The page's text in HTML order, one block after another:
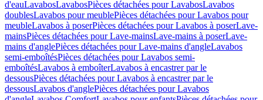
d'eauLavabosLavabosPièces détachées pour LavabosLavabos
doublesLavabos pour meublePièces détachées pour Lavabos pour
meubleLavabos à poserPièces détachées pour Lavabos à poserLave-
mainsPièces détachées pour Lave-mainsLave-mains à poserLave-
mains d'anglePièces détachées pour Lave-mains d'angleLavabos
semi-emboîtésPièces détachées pour Lavabos semi-
emboîtésLavabos à emboîterLavabos à encastrer par le
dessousPièces détachées pour Lavabos à encastrer par le
dessousLavabos d'anglePièces détachées pour Lavabos